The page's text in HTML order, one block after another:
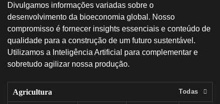
Divulgamos informações variadas sobre o
desenvolvimento da bioeconomia global. Nosso
compromisso é fornecer insights essenciais e conteúdo de
qualidade para a construção de um futuro sustentável.
Utilizamos a Inteligência Artificial para complementar e
sobretudo agilizar nossa produção.
Agricultura Todas